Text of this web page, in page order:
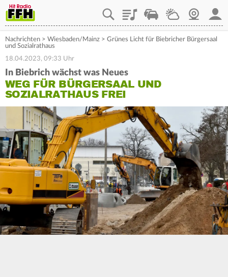
PlaylistStaupilotWetterWebcam
Nachrichten > Wiesbaden/Mainz > Grünes Licht für Biebricher Bürgersaal
und Sozialrathaus
18.04.2023, 09:33 Uhr
In Biebrich wächst was Neues
WEG FÜR BÜRGERSAAL UND
SOZIALRATHAUS FREI